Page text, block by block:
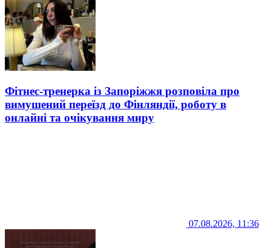
Фітнес-тренерка із Запоріжжя розповіла про
вимушений переїзд до Фінляндії, роботу в
онлайні та очікування миру
07.08.2026, 11:36